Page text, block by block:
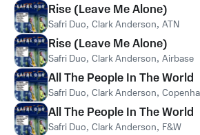
Rise (Leave Me Alone)
Safri Duo, Clark Anderson, ATN
Rise (Leave Me Alone)
Safri Duo, Clark Anderson, Airbase
All The People In The World
Safri Duo, Clark Anderson,
All The People In The World
Safri Duo, Clark Anderson, F&W